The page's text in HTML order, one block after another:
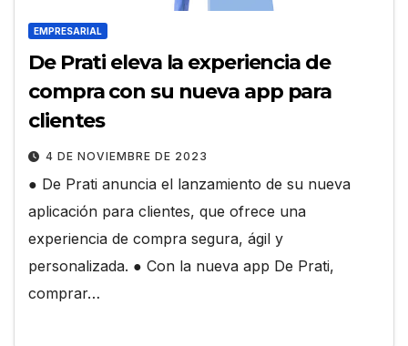
EMPRESARIAL
De Prati eleva la experiencia de
compra con su nueva app para
clientes
4 DE NOVIEMBRE DE 2023
● De Prati anuncia el lanzamiento de su nueva
aplicación para clientes, que ofrece una
experiencia de compra segura, ágil y
personalizada. ● Con la nueva app De Prati,
comprar…